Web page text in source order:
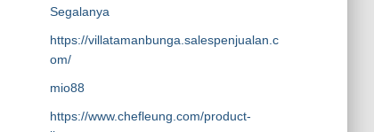
Segalanya
https://villatamanbunga.salespenjualan.c
om/
mio88
https://www.chefleung.com/product-